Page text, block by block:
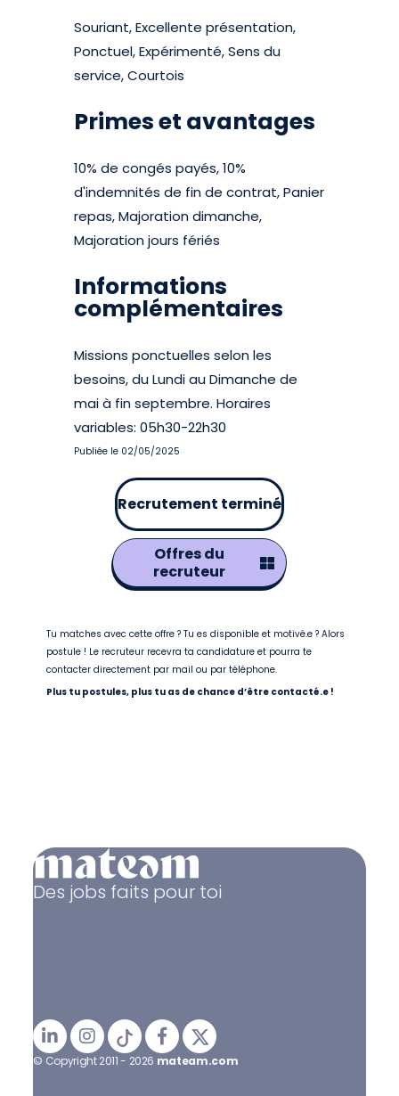
Souriant, Excellente présentation,
Ponctuel, Expérimenté, Sens du
service, Courtois
Primes et avantages
10% de congés payés, 10%
d'indemnités de fin de contrat, Panier
repas, Majoration dimanche,
Majoration jours fériés
Informations
complémentaires
Missions ponctuelles selon les
besoins, du Lundi au Dimanche de
mai à fin septembre. Horaires
variables: 05h30-22h30
Publiée le 02/05/2025
Recrutement terminé
Offres du
recruteur
Tu matches avec cette offre ? Tu es disponible et motivé.e ? Alors
postule ! Le recruteur recevra ta candidature et pourra te
contacter directement par mail ou par téléphone.
Plus tu postules, plus tu as de chance d’être contacté.e !
Des jobs faits pour toi
© Copyright 2011 - 2026 mateam.com